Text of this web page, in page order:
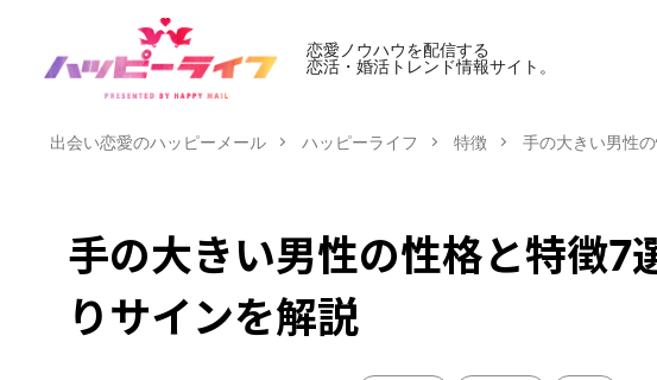
恋愛ノウハウを配信する
恋活・婚活トレンド情報サイト。
出会い恋愛のハッピーメール ハッピーライフ 特徴 手の大きい男性
手の大きい男性の性格と特徴7
りサインを解説